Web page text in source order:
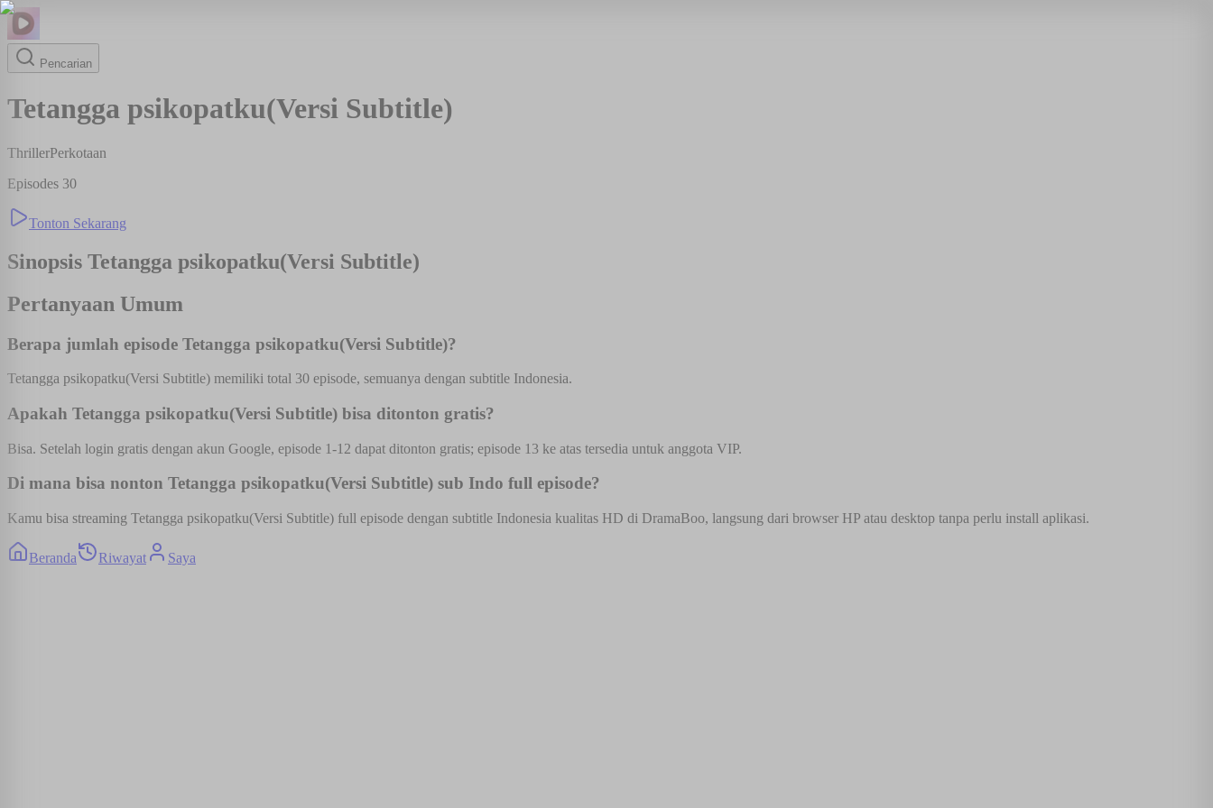
Pencarian
Tetangga psikopatku(Versi Subtitle)
ThrillerPerkotaan
Episodes 30
Tonton Sekarang
Sinopsis Tetangga psikopatku(Versi Subtitle)
Pertanyaan Umum
Berapa jumlah episode Tetangga psikopatku(Versi Subtitle)?
Tetangga psikopatku(Versi Subtitle) memiliki total 30 episode, semuanya dengan subtitle Indonesia.
Apakah Tetangga psikopatku(Versi Subtitle) bisa ditonton gratis?
Bisa. Setelah login gratis dengan akun Google, episode 1-12 dapat ditonton gratis; episode 13 ke atas tersedia untuk anggota VIP.
Di mana bisa nonton Tetangga psikopatku(Versi Subtitle) sub Indo full episode?
Kamu bisa streaming Tetangga psikopatku(Versi Subtitle) full episode dengan subtitle Indonesia kualitas HD di DramaBoo, langsung dari browser HP atau desktop tanpa perlu install aplikasi.
Beranda Riwayat Saya